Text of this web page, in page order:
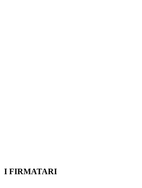
I FIRMATARI